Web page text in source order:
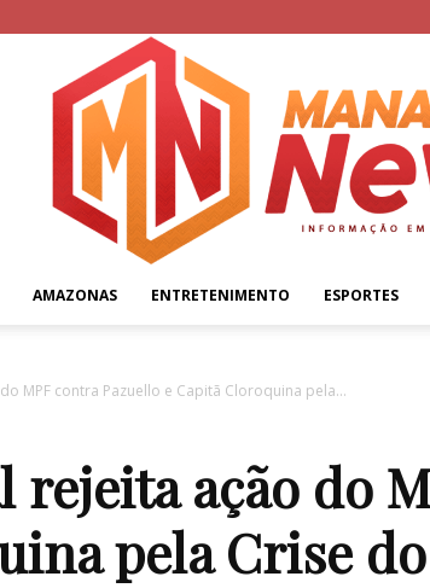
News
AMAZONAS ENTRETENIMENTO ESPORTES
MPF contra Pazuello e Capitã Cloroquina pela...
rejeita ação do
pela Crise